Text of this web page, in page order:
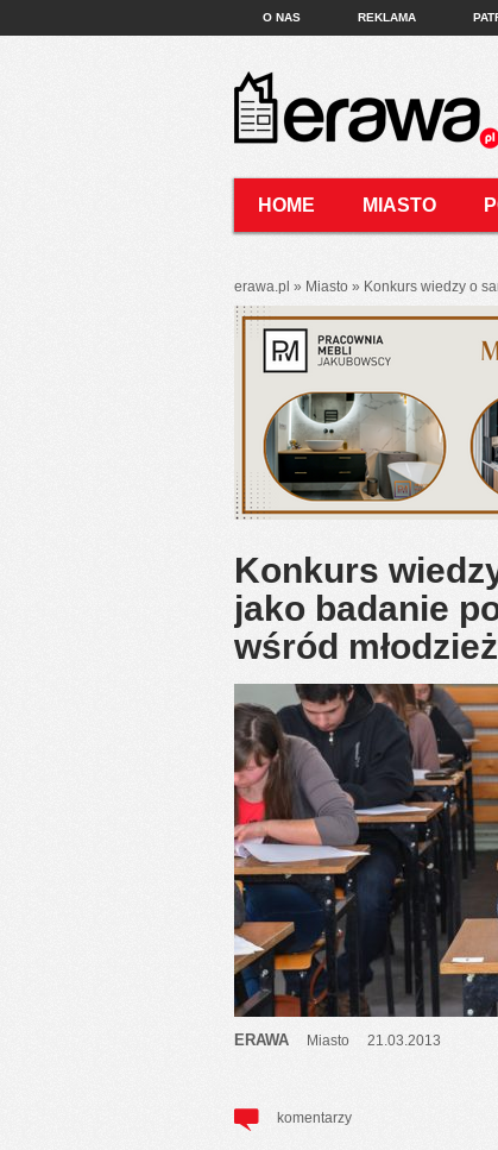
O NAS REKLAMA
HOME MIASTO
erawa.pl » Miasto » Konkurs wiedzy o
Konkurs
jako badanie
wśród
ERAWA Miasto 21.03.2013
komentarzy